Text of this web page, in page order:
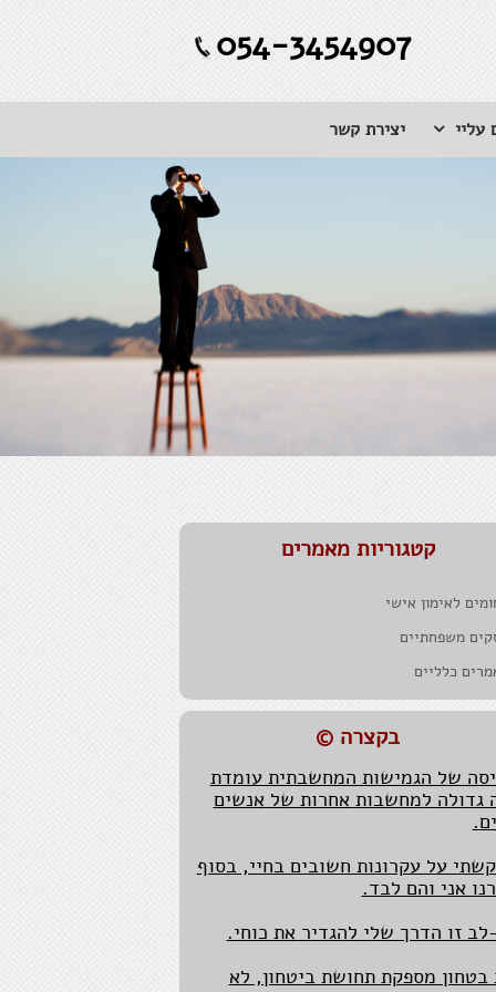
054-3454907
עליי יצירת קשר
קטגוריות מאמרים
לאימון אישי
משפחתיים
כלליים
בקצרה ©
הטוב נתון להשפעה, כך גם לגבי
מזל.
למקור ואותנטיות הכרחיות בעיקר
צריך להציג את המקור מידי יום.
של הגמישות המחשבתית עומדת
גדולה למחשבות אחרות של אנשים
על עקרונות חשובים בחיי, בסוף
אני והם לבד.
זו הדרך שלי להגדיר את כוחי.
מספקת תחושת ביטחון, לא